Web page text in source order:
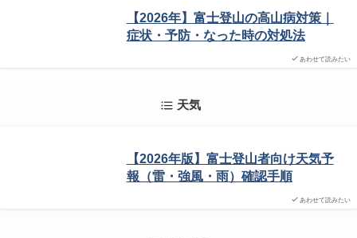
あわせて読みたい
【2026年】富士登山の高山病対策｜
症状・予防・なった時の対処法
天気
あわせて読みたい
【2026年版】富士登山者向け天気予
報（雷・強風・雨）確認手順